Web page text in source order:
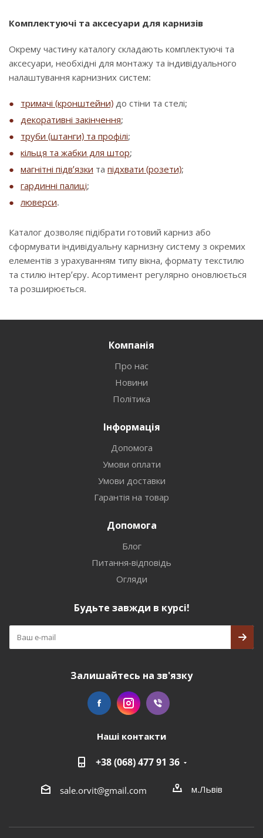
Комплектуючі та аксесуари для карнизів
Окрему частину каталогу складають комплектуючі та
аксесуари, необхідні для монтажу та індивідуального
налаштування карнизних систем:
тримачі (кронштейни) до стіни та стелі;
декоративні закінчення;
труби (штанги) та профілі;
кільця та жабки для штор;
магнітні підв’язки та підхвати (розети);
гардинні палиці;
люверси.
Каталог дозволяє підібрати готовий карниз або
сформувати індивідуальну карнизну систему з окремих
елементів з урахуванням типу вікна, формату текстилю
та стилю інтер’єру. Асортимент регулярно оновлюється
та розширюється.
Компанія
Про нас
Новини
Політика
Інформація
Допомога
Умови оплати
Умови доставки
Гарантія на товар
Допомога
Блог
Питання-відповідь
Огляди
Будьте завжди в курсі!
Залишайтесь на зв'язку
Наші контакти
+38 (068) 477 91 36
sale.orvit@gmail.com м.Львів